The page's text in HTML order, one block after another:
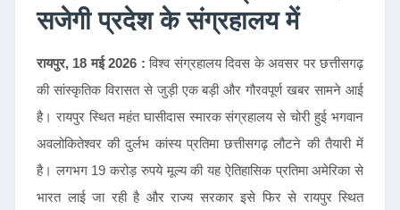
सजेगी प्रदेश के संग्रहालय में
रायपुर, 18 मई 2026 : विश्व संग्रहालय दिवस के अवसर पर छत्तीसगढ़
की सांस्कृतिक विरासत से जुड़ी एक बड़ी और गौरवपूर्ण खबर सामने आई
है। रायपुर स्थित महंत घासीदास स्मारक संग्रहालय से चोरी हुई भगवान
अवलोकितेश्वर की दुर्लभ कांस्य प्रतिमा छत्तीसगढ़ लौटने की तैयारी में
है। लगभग 19 करोड़ रुपये मूल्य की यह ऐतिहासिक प्रतिमा अमेरिका से
भारत लाई जा रही है और राज्य सरकार इसे फिर से रायपुर स्थित